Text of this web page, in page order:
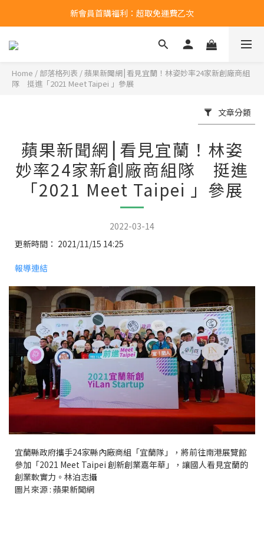
新會員首購福利：超取免運費乙次
點擊LINE領取50元購物金
Home / 部落格列表 /蘋果新聞網⎮看見宜蘭！林姿妙率24家新創廠商組
隊 挺進「2021 Meet Taipei 」參展
文章分類
蘋果新聞網⎮看見宜蘭！林姿
妙率24家新創廠商組隊 挺進
「2021 Meet Taipei 」參展
2022-03-14
更新時間： 2021/11/15 14:25
報導連結
宜蘭縣政府攜手24家縣內廠商組「宜蘭隊」，將前往南港展覽館
參加「2021 Meet Taipei 創新創業嘉年華」，讓國人看見宜蘭的
創業軟實力。林泊志攝
圖片來源 : 蘋果新聞網